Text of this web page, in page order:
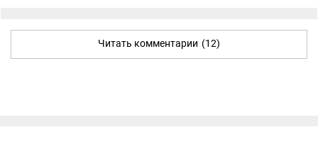
Читать комментарии (12)